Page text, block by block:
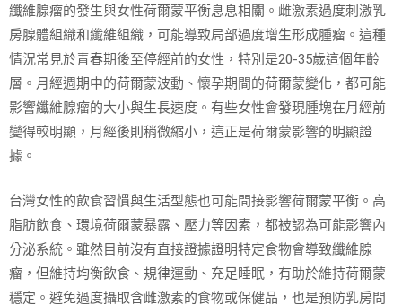
纖維腺瘤的發生與女性荷爾蒙平衡息息相關。雌激素過度刺激乳
房腺體組織和纖維組織，可能導致局部過度增生形成腫瘤。這種
情況常見於青春期後至停經前的女性，特別是20-35歲這個年齡
層。月經週期中的荷爾蒙波動、懷孕期間的荷爾蒙變化，都可能
影響纖維腺瘤的大小與生長速度。有些女性會發現腫塊在月經前
變得較明顯，月經後則稍微縮小，這正是荷爾蒙影響的明顯證
據。
台灣女性的飲食習慣與生活型態也可能間接影響荷爾蒙平衡。高
脂肪飲食、環境荷爾蒙暴露、壓力等因素，都被認為可能影響內
分泌系統。雖然目前沒有直接證據證明特定食物會導致纖維腺
瘤，但維持均衡飲食、規律運動、充足睡眠，有助於維持荷爾蒙
穩定。避免過度攝取含雌激素的食物或保健品，也是預防乳房問